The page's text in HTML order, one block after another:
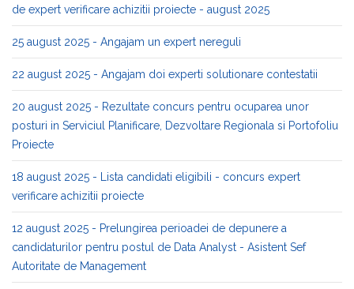
de expert verificare achizitii proiecte - august 2025
25 august 2025 - Angajam un expert nereguli
22 august 2025 - Angajam doi experti solutionare contestatii
20 august 2025 - Rezultate concurs pentru ocuparea unor
posturi in Serviciul Planificare, Dezvoltare Regionala si Portofoliu
Proiecte
18 august 2025 - Lista candidati eligibili - concurs expert
verificare achizitii proiecte
12 august 2025 - Prelungirea perioadei de depunere a
candidaturilor pentru postul de Data Analyst - Asistent Sef
Autoritate de Management